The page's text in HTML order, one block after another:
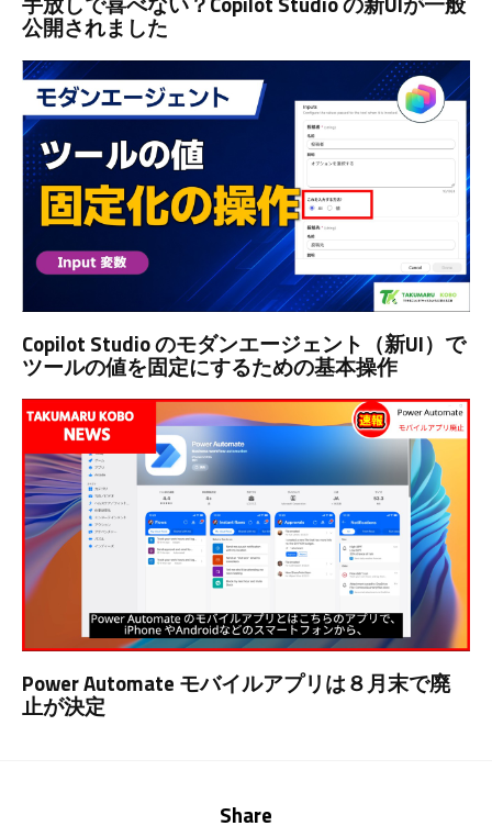
公開されました
Copilot Studio のモダンエージェント（新UI）で
ツールの値を固定にするための基本操作
Power Automate モバイルアプリは８月末で廃
止が決定
Share